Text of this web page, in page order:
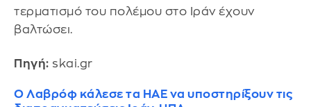
τερματισμό του πολέμου στο Ιράν έχουν
βαλτώσει.
Πηγή: skai.gr
Ο Λαβρόφ κάλεσε τα ΗΑΕ να υποστηρίξουν τις